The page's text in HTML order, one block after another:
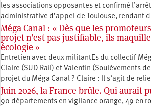
les associations opposantes et confirmé
administrative d’appel de Toulouse, rendant
Méga Canal : « Dès que les
projet n’est pas justifiable, ils
écologie »
Entretien avec deux militantEs du collectif
Claire (SUD Rail) et Valentin (Soulèvements
projet du Méga Canal ? Claire : Il s’agit de
Juin 2026, la France brûle. Qui aurait
90 départements en vigilance orange, 49 en